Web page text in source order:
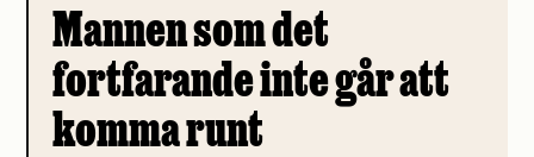
Mannen som det
fortfarande inte går att
komma runt